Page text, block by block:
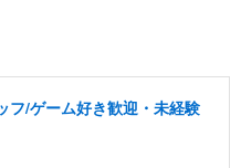
フ/ゲーム好き歓迎・未経験